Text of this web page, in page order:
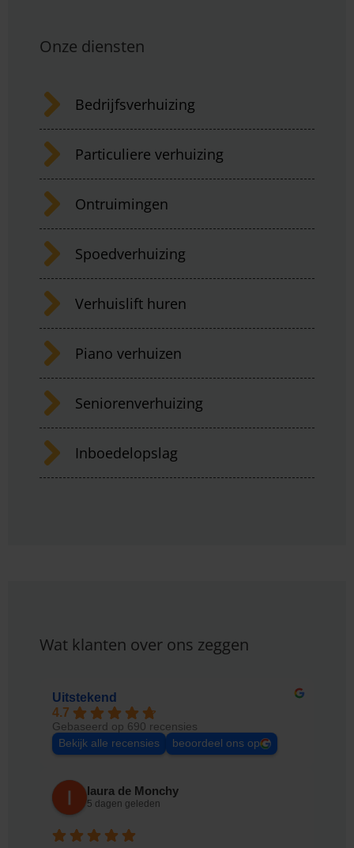
Onze diensten
Bedrijfsverhuizing
Particuliere verhuizing
Ontruimingen
Spoedverhuizing
Verhuislift huren
Piano verhuizen
Seniorenverhuizing
Inboedelopslag
Wat klanten over ons zeggen
Uitstekend
4.7
Gebaseerd op 690 recensies
Bekijk alle recensies
beoordeel ons op
laura de Monchy
5 dagen geleden